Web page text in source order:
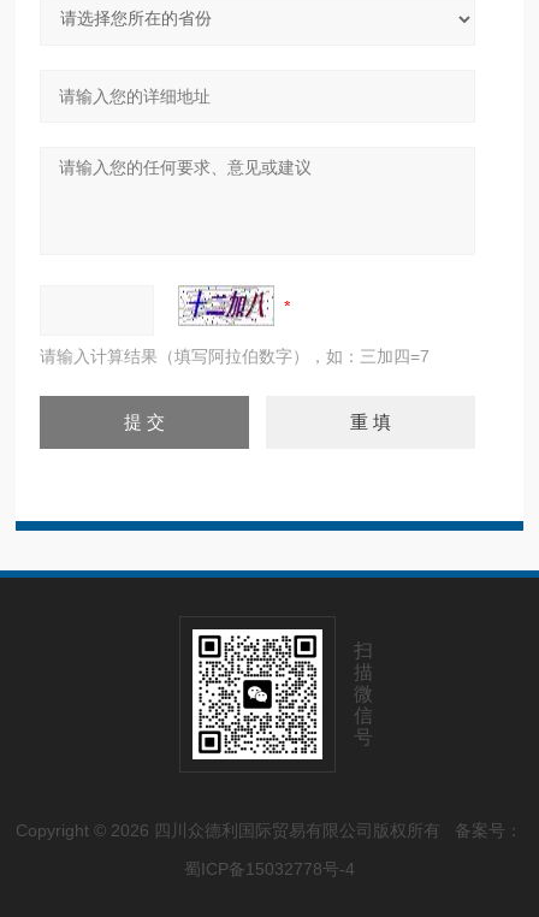
请输入计算结果（填写阿拉伯数字），如：三加四=7
扫
描
微
信
号
Copyright © 2026 四川众德利国际贸易有限公司版权所有 备案号：
蜀ICP备15032778号-4